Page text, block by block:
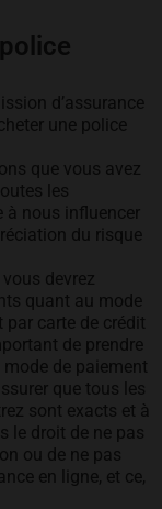
d’assurance
une police
que vous avez
les
à nous influencer
du risque
devrez
quant au mode
par carte de crédit
de prendre
de paiement
que tous les
sont exacts et à
le droit de ne pas
ou de ne pas
en ligne, et ce,